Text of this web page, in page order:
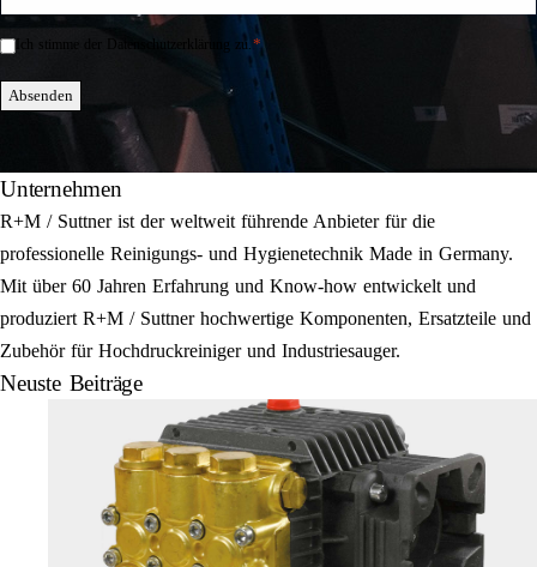
Einwilligung
Ich stimme der Datenschutzerklärung zu.*
Absenden
Unternehmen
R+M / Suttner ist der weltweit führende Anbieter für die
professionelle Reinigungs- und Hygienetechnik Made in Germany.
Mit über 60 Jahren Erfahrung und Know-how entwickelt und
produziert R+M / Suttner hochwertige Komponenten, Ersatzteile und
Zubehör für Hochdruckreiniger und Industriesauger.
Neuste Beiträge